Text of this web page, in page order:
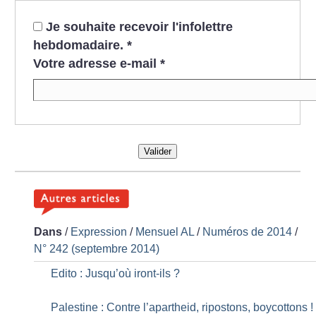
Je souhaite recevoir l'infolettre
hebdomadaire. *
Votre adresse e-mail *
Valider
Dans / Expression / Mensuel AL / Numéros de 2014 /
N° 242 (septembre 2014)
Edito : Jusqu’où iront-ils ?
Palestine : Contre l’apartheid, ripostons, boycottons !